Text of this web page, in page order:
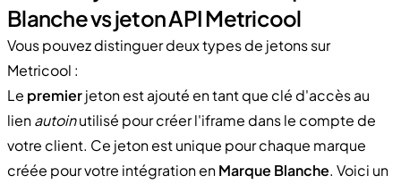
Blanche vs jeton API Metricool
Vous pouvez distinguer deux types de jetons sur
Metricool :
Le premierjeton est ajouté en tant que clé d'accès au
lienautoinutilisé pour créer l'iframe dans le compte de
votre client. Ce jeton est unique pour chaque marque
créée pour votre intégration enMarque Blanche. Voici un